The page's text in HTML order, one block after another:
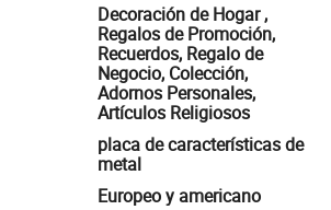
Decoración de Hogar ,
Regalos de Promoción,
Recuerdos, Regalo de
Negocio, Colección,
Adornos Personales,
Artículos Religiosos
placa de características de
metal
Europeo y americano